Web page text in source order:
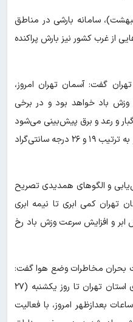
شد: روز سه‌شنبه (۲۹ اردیبهشت)، سامانه بارشی در مناطق
از غرب کشور نیز بارش پراکنده
گفت: آسمان تهران امروز،
وزش باد خواهد بود و در برخی
و رعد و برق پیش‌بینی می‌شود
و حداقل و حداکثر دمای تهران امروز به ترتیب ۱۹ و ۲۶ درجه سانتی‌گراد
و الگوهای همدیدی تصریح
تهران کمی ابری تا نیمه ابری
ابر و افزایش سرعت وزش باد رخ
بحران مخاطرات وضع هوا گفت:
هشدار سطح نارنجی هواشناسی برای استان تهران تا روز یکشنبه (۲۷
بعدازظهر امروز، با فعالیت